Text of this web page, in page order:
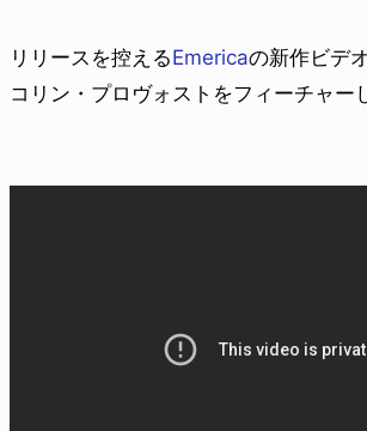
リリースを控えるEmericaの新作ビデ
コリン・プロヴォストをフィーチャー